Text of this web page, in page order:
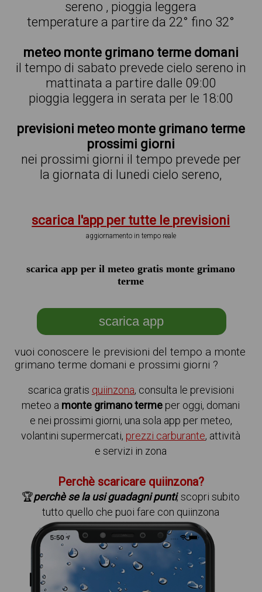
sereno , pioggia leggera
temperature a partire da 22° fino 32°
meteo monte grimano terme domani
il tempo di sabato prevede cielo sereno in
mattinata a partire dalle 09:00
pioggia leggera in serata per le 18:00
previsioni meteo monte grimano terme
prossimi giorni
nei prossimi giorni il tempo prevede per
la giornata di lunedi cielo sereno,
scarica l'app per tutte le previsioni
aggiornamento in tempo reale
scarica app per il meteo gratis monte grimano
terme
scarica app
vuoi conoscere le previsioni del tempo a monte
grimano terme domani e prossimi giorni ?
scarica gratis quiinzona, consulta le previsioni
meteo a monte grimano terme per oggi, domani
e nei prossimi giorni, una sola app per meteo,
volantini supermercati, prezzi carburante, attività
e servizi in zona
Perchè scaricare quiinzona?
🏆perchè se la usi guadagni punti, scopri subito
tutto quello che puoi fare con quiinzona